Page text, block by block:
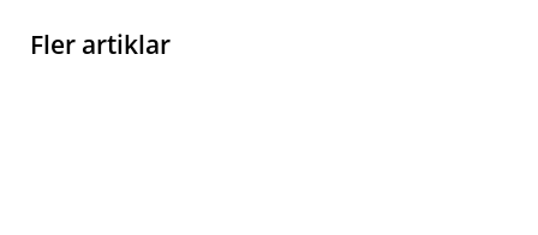
Fler artiklar